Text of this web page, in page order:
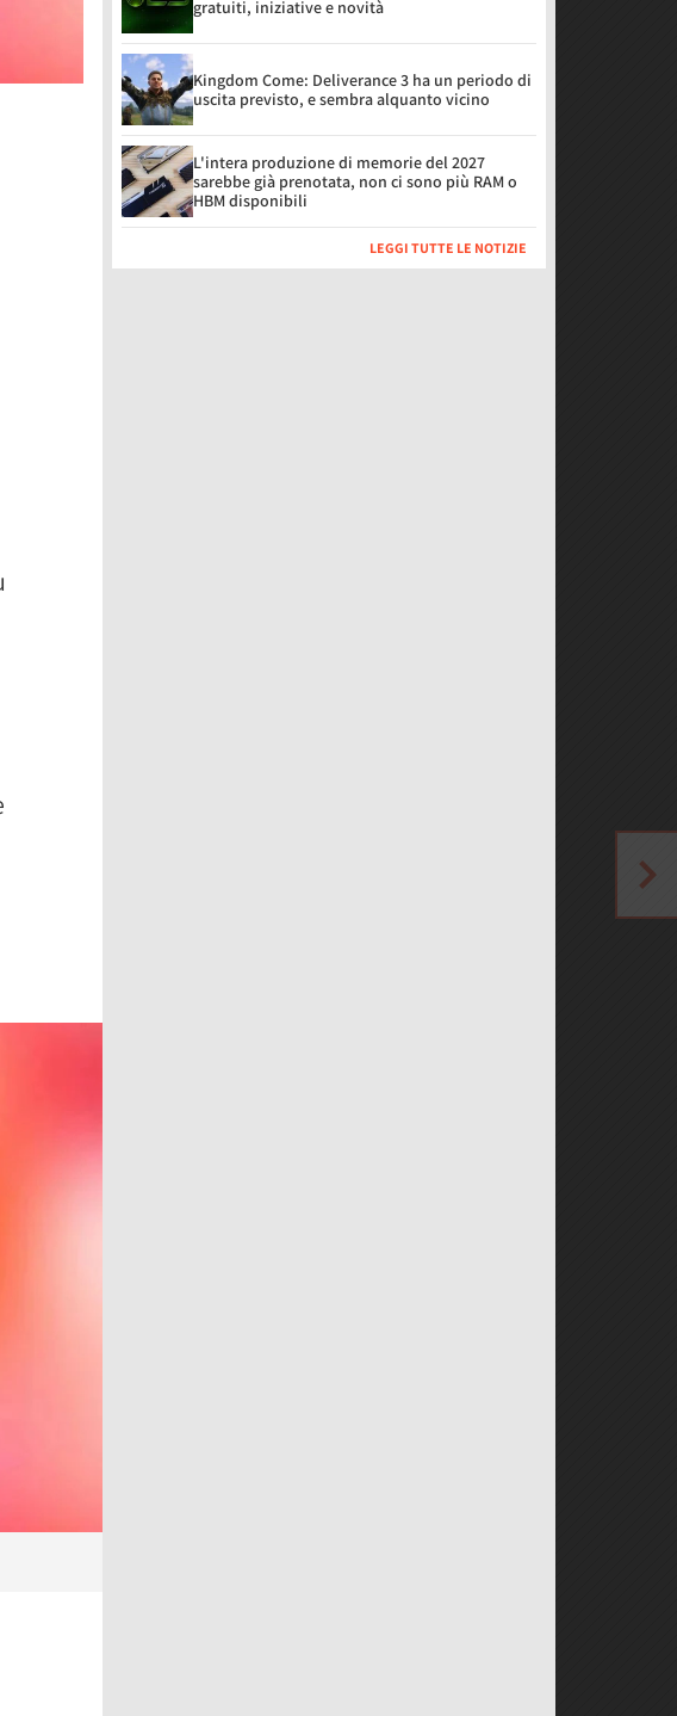
gratuiti, iniziative e novità
Kingdom Come: Deliverance 3 ha un periodo di
uscita previsto, e sembra alquanto vicino
L'intera produzione di memorie del 2027
sarebbe già prenotata, non ci sono più RAM o
HBM disponibili
LEGGI TUTTE LE NOTIZIE